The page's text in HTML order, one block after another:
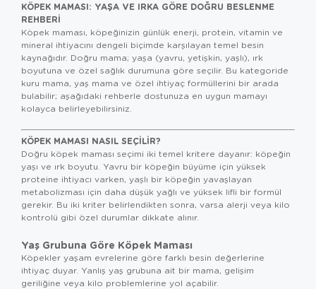
KÖPEK MAMASI: YAŞA VE IRKA GÖRE DOĞRU BESLENME
REHBERI
Köpek maması, köpeğinizin günlük enerji, protein, vitamin ve
mineral ihtiyacını dengeli biçimde karşılayan temel besin
kaynağıdır. Doğru mama; yaşa (yavru, yetişkin, yaşlı), ırk
boyutuna ve özel sağlık durumuna göre seçilir. Bu kategoride
kuru mama, yaş mama ve özel ihtiyaç formüllerini bir arada
bulabilir; aşağıdaki rehberle dostunuza en uygun mamayı
kolayca belirleyebilirsiniz.
KÖPEK MAMASI NASIL SEÇILIR?
Doğru köpek maması seçimi iki temel kritere dayanır: köpeğin
yaşı ve ırk boyutu. Yavru bir köpeğin büyüme için yüksek
proteine ihtiyacı varken, yaşlı bir köpeğin yavaşlayan
metabolizması için daha düşük yağlı ve yüksek lifli bir formül
gerekir. Bu iki kriter belirlendikten sonra, varsa alerji veya kilo
kontrolü gibi özel durumlar dikkate alınır.
Yaş Grubuna Göre Köpek Maması
Köpekler yaşam evrelerine göre farklı besin değerlerine
ihtiyaç duyar. Yanlış yaş grubuna ait bir mama, gelişim
geriliğine veya kilo problemlerine yol açabilir.